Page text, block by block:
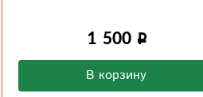
1 500
В корзину